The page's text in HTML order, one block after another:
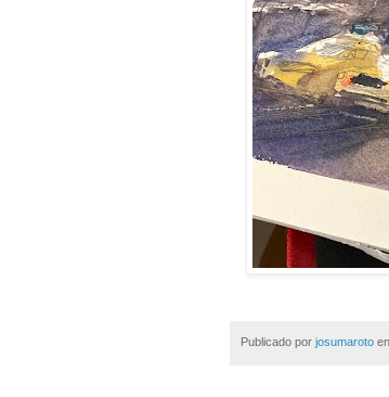
Publicado por josumaroto en